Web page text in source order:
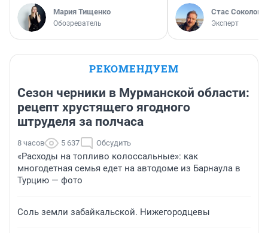
Мария Тищенко
Обозреватель
Стас Соколов
Эксперт
РЕКОМЕНДУЕМ
Сезон черники в Мурманской области:
рецепт хрустящего ягодного
штруделя за полчаса
8 часов 5 637 Обсудить
«Расходы на топливо колоссальные»: как
многодетная семья едет на автодоме из Барнаула в
Турцию — фото
Соль земли забайкальской. Нижегородцевы